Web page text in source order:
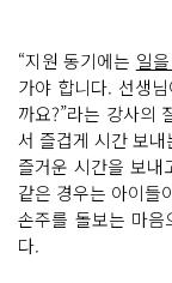
“지원 동기에는 일
가야 합니다. 선생
까요?”라는 강사의
서 즐겁게 시간 보
즐거운 시간을 보내
같은 경우는 아이들
손주를 돌보는 마음
다.